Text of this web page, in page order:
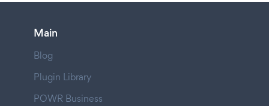
Main
Blog
Plugin Library
POWR Business